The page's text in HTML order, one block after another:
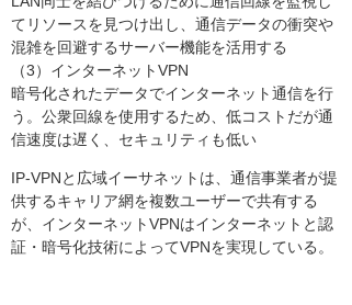
てリソースを見つけ出し、通信データの衝突や
混雑を回避するサーバー機能を活用する
（3）インターネットVPN
暗号化されたデータでインターネット通信を行
う。公衆回線を使用するため、低コストだが通
信速度は遅く、セキュリティも低い
IP-VPNと広域イーサネットは、通信事業者が提
供するキャリア網を複数ユーザーで共有する
が、インターネットVPNはインターネットと認
証・暗号化技術によってVPNを実現している。